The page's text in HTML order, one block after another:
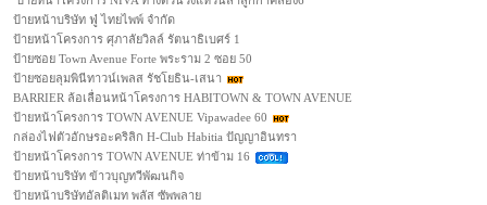
ป้ายหน้าบริษัท ฟู่ ไทยไพพ์ จำกัด
ป้ายหน้าโครงการ ศุภาลัยวิลล์ รัตนาธิเบศร์ 1
ป้ายซอย Town Avenue Forte พระราม 2 ซอย 50
ป้ายซอยลุมพินีทาวน์เพลส รัชโยธิน-เสนา
BARRIER ล้อเลื่อนหน้าโครงการ HABITOWN & TOWN AVENUE
ป้ายหน้าโครงการ TOWN AVENUE Vipawadee 60
กล่องไฟตัวอักษรอะคริลิก H-Club Habitia ปัญญาอินทรา
ป้ายหน้าโครงการ TOWN AVENUE ท่าข้าม 16
ป้ายหน้าบริษัท ข้าวบุญทวีพัฒนกิจ
ป้ายหน้าบริษัทอัลติเมท พลัส ซัพพลาย